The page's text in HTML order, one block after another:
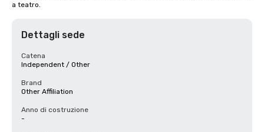
a teatro.
Dettagli sede
Catena
Independent / Other
Brand
Other Affiliation
Anno di costruzione
-